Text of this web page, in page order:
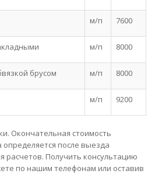
м/п 7600
м/п 8000
брусом м/п 8000
м/п 9200
Окончательная стоимость
после выезда
расчетов. Получить консультацию
по нашим телефонам или оставив